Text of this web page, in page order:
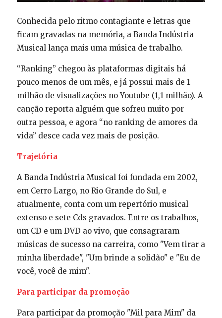
Conhecida pelo ritmo contagiante e letras que
ficam gravadas na memória, a Banda Indústria
Musical lança mais uma música de trabalho.
“Ranking” chegou às plataformas digitais há
pouco menos de um mês, e já possui mais de 1
milhão de visualizações no Youtube (1,1 milhão). A
canção reporta alguém que sofreu muito por
outra pessoa, e agora “no ranking de amores da
vida” desce cada vez mais de posição.
Trajetória
A Banda Indústria Musical foi fundada em 2002,
em Cerro Largo, no Rio Grande do Sul, e
atualmente, conta com um repertório musical
extenso e sete Cds gravados. Entre os trabalhos,
um CD e um DVD ao vivo, que consagraram
músicas de sucesso na carreira, como "Vem tirar a
minha liberdade", "Um brinde a solidão" e "Eu de
você, você de mim".
Para participar da promoção
Para participar da promoção "Mil para Mim" da